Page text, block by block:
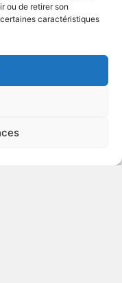
ou de retirer son
caractéristiques
Drame